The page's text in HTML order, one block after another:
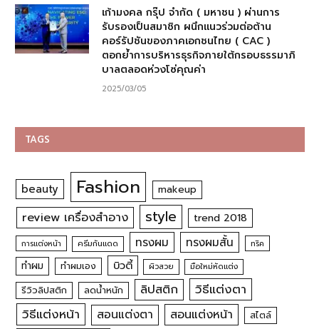
เก้ามงคล กรุ๊ป จำกัด ( มหาชน ) ผ่านการ
รับรองเป็นสมาชิก ผนึกแนวร่วมต่อต้าน
คอร์รัปชันของภาคเอกชนไทย ( CAC )
ตอกย้ำการบริหารธุรกิจภายใต้กรอบธรรมาภิ
บาลตลอดห่วงโซ่คุณค่า
2025/03/05
TAGS
beauty Fashion makeup
review เครื่องสำอาง style trend 2018
การแต่งหน้า ครีมกันแดด ทรงผม ทรงผมสั้น ทริค
ทำผม ทำผมเอง บิวตี้ ผิวสวย มือใหม่หัดแต่ง
รีวิวลิปสติก ลดน้ำหนัก ลิปสติก
วิธีแต่งตา
วิธีแต่งหน้า
สอนแต่งตา สอนแต่งหน้า สไตล์